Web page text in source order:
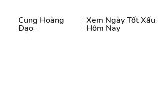
Cung Hoàng
Đạo
Xem Ngày Tốt Xấu
Hôm Nay